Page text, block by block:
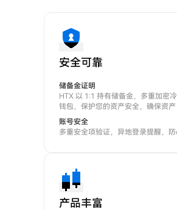
安全可靠
储备金证明
HTX 以 1:1 持有储备金，多重加密
钱包，保护您的资产安全，确保资
账号安全
多重安全项验证，异地登录提醒，
产品丰富